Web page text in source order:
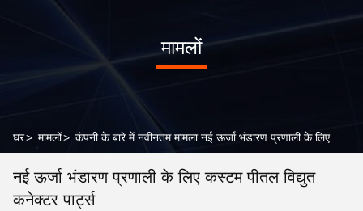
मामलों
घर> मामलों>
नई ऊर्जा भंडारण प्रणाली के लिए कस्टम पीतल विद्युत
कनेक्टर पार्ट्स